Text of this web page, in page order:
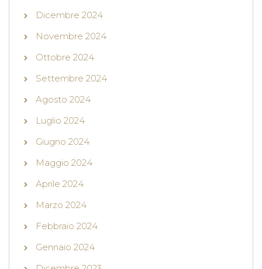
Dicembre 2024
Novembre 2024
Ottobre 2024
Settembre 2024
Agosto 2024
Luglio 2024
Giugno 2024
Maggio 2024
Aprile 2024
Marzo 2024
Febbraio 2024
Gennaio 2024